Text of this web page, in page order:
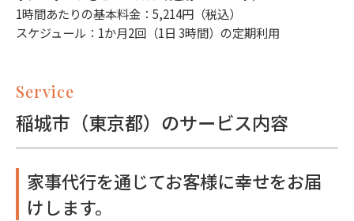
1時間あたりの基本料金：5,214円（税込）
スケジュール：1か月2回（1日 3時間）の定期利用
Service
稲城市（東京都）のサービス内容
家事代行を通じてお客様に幸せをお届
けします。